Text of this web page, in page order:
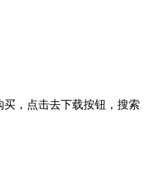
，点击去下载按钮，搜索